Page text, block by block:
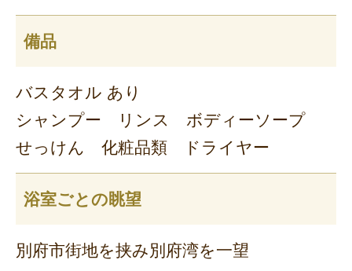
備品
バスタオル あり
シャンプー リンス ボディーソープ
せっけん 化粧品類 ドライヤー
浴室ごとの眺望
別府市街地を挟み別府湾を一望